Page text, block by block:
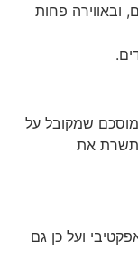
ובאווירה פחות
שמקובל על
את
ועל כן גם